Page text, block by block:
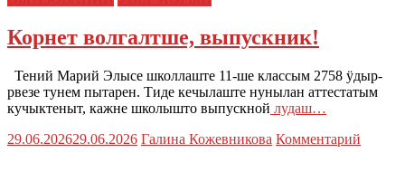
Корнет волгалтше, выпускник!
Тений Марий Элысе школлаште 11-ше классым 2758 ӱдыр-
рвезе тунем пытарен. Тиде кечылаште нунылан аттестатым
кучыктеныт, кажне школышто выпускной лудаш…
29.06.202629.06.2026 Галина Кожевникова Комментарий